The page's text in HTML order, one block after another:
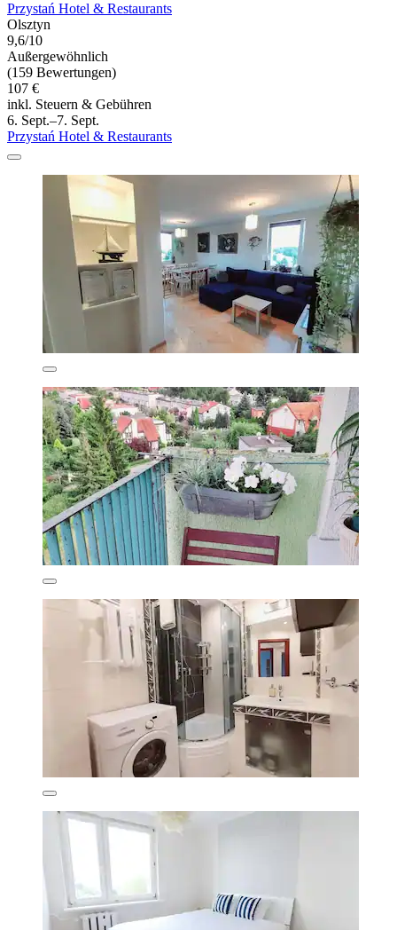
Przystań Hotel & Restaurants
Olsztyn
9,6/10
Außergewöhnlich
(159 Bewertungen)
107 €
inkl. Steuern & Gebühren
6. Sept.–7. Sept.
Przystań Hotel & Restaurants